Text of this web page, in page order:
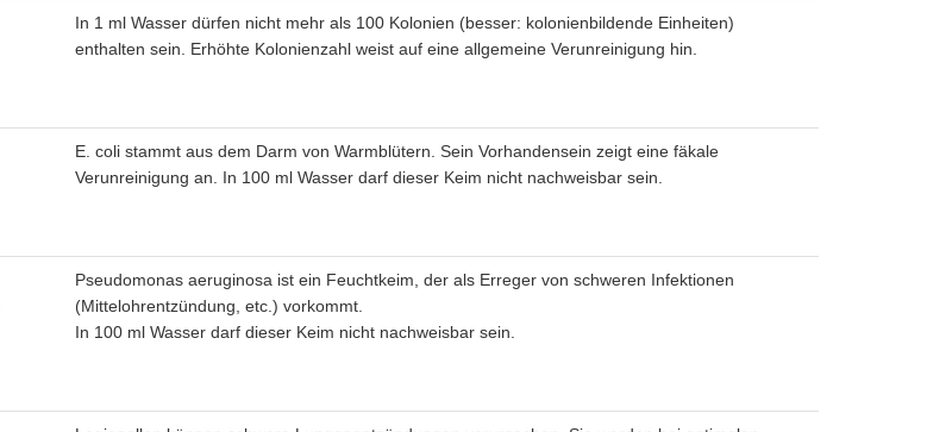
In 1 ml Wasser dürfen nicht mehr als 100 Kolonien (besser: kolonienbildende Einheiten)
enthalten sein. Erhöhte Kolonienzahl weist auf eine allgemeine Verunreinigung hin.
E. coli stammt aus dem Darm von Warmblütern. Sein Vorhandensein zeigt eine fäkale
Verunreinigung an. In 100 ml Wasser darf dieser Keim nicht nachweisbar sein.
Pseudomonas aeruginosa ist ein Feuchtkeim, der als Erreger von schweren Infektionen
(Mittelohrentzündung, etc.) vorkommt.
In 100 ml Wasser darf dieser Keim nicht nachweisbar sein.